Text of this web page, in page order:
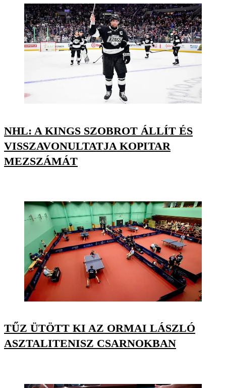
NHL: A KINGS SZOBROT ÁLLÍT ÉS
VISSZAVONULTATJA KOPITAR
MEZSZÁMÁT
TŰZ ÜTÖTT KI AZ ORMAI LÁSZLÓ
ASZTALITENISZ CSARNOKBAN